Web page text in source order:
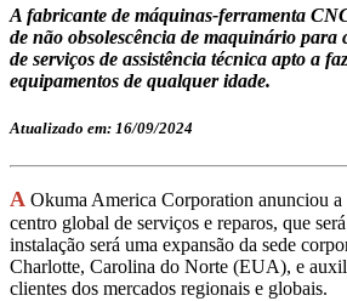
A fabricante de máquinas-ferramenta
de não obsolescência de maquinário
de serviços de assistência técnica apto a
equipamentos de qualquer idade.
Atualizado em: 16/09/2024
A Okuma America Corporation anunciou
centro global de serviços e reparos, que
instalação será uma expansão da sede
Charlotte, Carolina do Norte (EUA), e
clientes dos mercados regionais e globais.